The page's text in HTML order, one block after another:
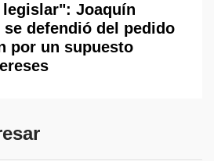
Joaquín
se defendió del pedido
por un supuesto